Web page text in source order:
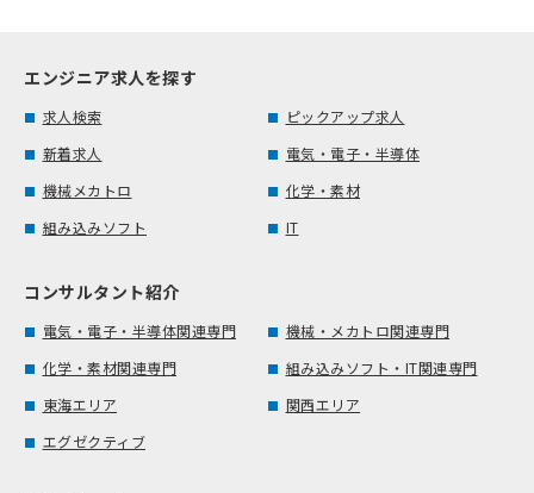
エンジニア求人を探す
求人検索
ピックアップ求人
新着求人
電気・電子・半導体
機械メカトロ
化学・素材
組み込みソフト
IT
コンサルタント紹介
電気・電子・半導体関連専門
機械・メカトロ関連専門
化学・素材関連専門
組み込みソフト・IT関連専門
東海エリア
関西エリア
エグゼクティブ